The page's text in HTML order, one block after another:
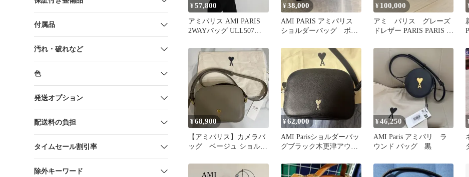
付属品
汚れ・破れなど
色
発送オプション
配送料の負担
タイムセール割引率
除外キーワード
¥57,800
アミパリス AMI PARIS
2WAYバッグ ULL507
¥38,000
AMI PARIS アミパリス
ショルダーバッグ ボッ
¥ 100,000
アミ パリス グレーズ
ドレザー PARIS PARIS バ
¥68,900
【アミパリス】カメラバ
ッグ ベージュ ショルダ
¥62,000
AMI Parisショルダーバッ
グブラック木更津アウト
¥46,250
AMI Paris アミパリ ラ
ウンド バッグ 黒